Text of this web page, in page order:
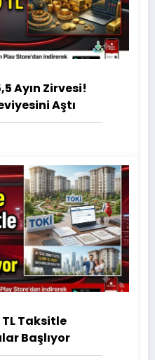
Ayın Zirvesi!
Aştı
TL Taksitle
Başlıyor